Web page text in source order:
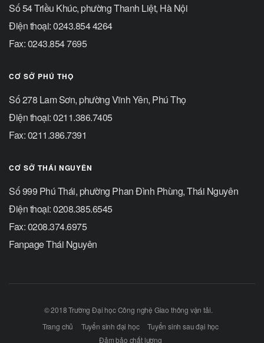
Số 54 Triều Khúc, phường Thanh Liệt, Hà Nội
Điện thoại: 0243.854 4264
Fax: 0243.854 7695
CƠ SỞ PHÚ THỌ
Số 278 Lam Sơn, phường Vĩnh Yên, Phú Thọ
Điện thoại: 0211.386.7405
Fax: 0211.386.7391
CƠ SỞ THÁI NGUYÊN
Số 999 Phú Thái, phường Phan Đình Phùng, Thái Nguyên
Điện thoại: 0208.385.6545
Fax: 0208.374.6975
Fanpage Thái Nguyên
© 2018 Trường Đại học Công nghệ Giao thông vận tải.
Trang chủ
Tuyển sinh đại học
Tuyển sinh sau đại học
Đảm bảo chất lượng